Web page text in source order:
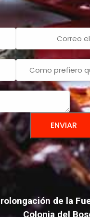
ENVIAR
de la
Colonia del